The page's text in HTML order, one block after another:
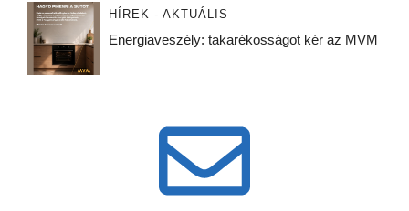
HÍREK - AKTUÁLIS
Energiaveszély: takarékosságot kér az MVM